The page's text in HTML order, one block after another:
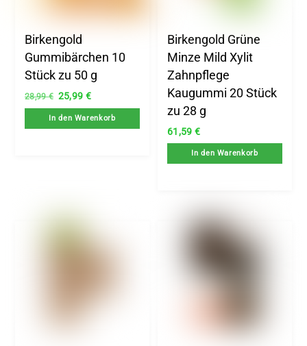
Birkengold
Gummibärchen 10
Stück zu 50 g
28,99€ Ursprünglicher
Preis
war:
25,99 €Aktueller
Preis
ist:
In den Warenkorb
Birkengold Grüne
Minze Mild Xylit
Zahnpflege
Kaugummi 20 Stück
zu 28 g
61,59 €
In den Warenkorb